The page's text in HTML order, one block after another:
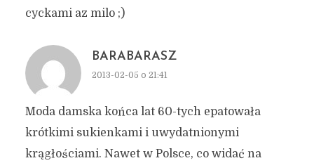
cyckami az milo ;)
BARABARASZ
2013-02-05 o 21:41
Moda damska końca lat 60-tych epatowała
krótkimi sukienkami i uwydatnionymi
krągłościami. Nawet w Polsce, co widać na